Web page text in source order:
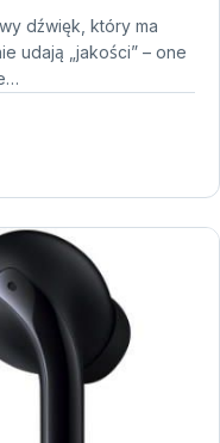
dźwięk, który ma
udają „jakości” – one